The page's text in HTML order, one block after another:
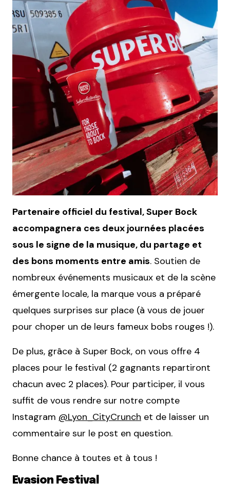
Partenaire officiel du festival, Super Bock
accompagnera ces deux journées placées
sous le signe de la musique, du partage et
des bons moments entre amis. Soutien de
nombreux événements musicaux et de la scène
émergente locale, la marque vous a préparé
quelques surprises sur place (à vous de jouer
pour choper un de leurs fameux bobs rouges !).
De plus, grâce à Super Bock, on vous offre 4
places pour le festival (2 gagnants repartiront
chacun avec 2 places). Pour participer, il vous
suffit de vous rendre sur notre compte
Instagram @Lyon_CityCrunch et de laisser un
commentaire sur le post en question.
Bonne chance à toutes et à tous !
Evasion Festival